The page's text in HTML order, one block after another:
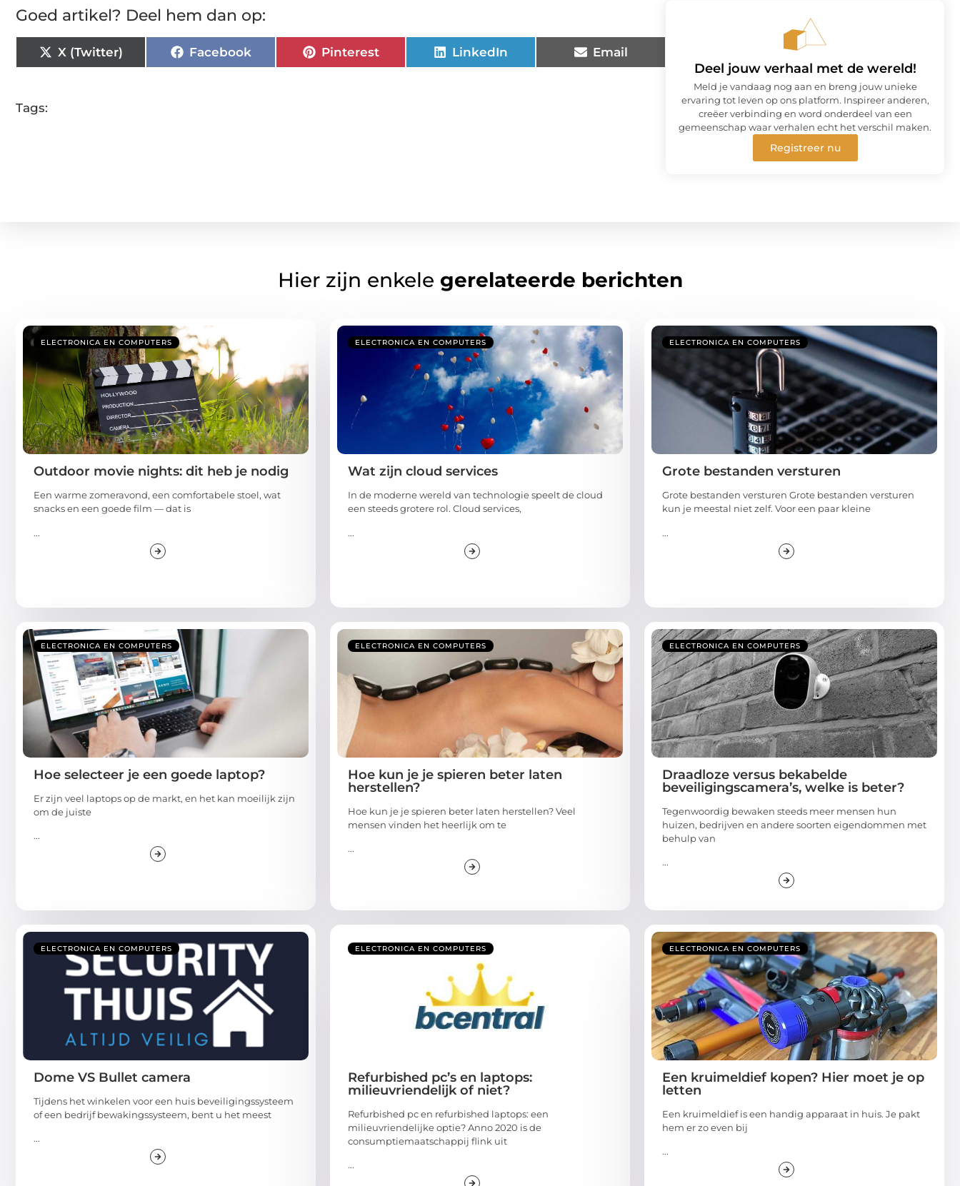
Goed artikel? Deel hem dan op:
X (Twitter) Facebook Pinterest LinkedIn Email
Tags:
Deel jouw verhaal met de wereld!
Meld je vandaag nog aan en breng jouw unieke
ervaring tot leven op ons platform. Inspireer anderen,
creëer verbinding en word onderdeel van een
gemeenschap waar verhalen echt het verschil maken.
Registreer nu
Hier zijn enkele gerelateerde berichten
ELECTRONICA EN COMPUTERS
Outdoor movie nights: dit heb je nodig
Een warme zomeravond, een comfortabele stoel, wat
snacks en een goede film — dat is
...
ELECTRONICA EN COMPUTERS
Wat zijn cloud services
In de moderne wereld van technologie speelt de cloud
een steeds grotere rol. Cloud services,
...
ELECTRONICA EN COMPUTERS
Grote bestanden versturen
Grote bestanden versturen Grote bestanden versturen
kun je meestal niet zelf. Voor een paar kleine
...
ELECTRONICA EN COMPUTERS
Hoe selecteer je een goede laptop?
Er zijn veel laptops op de markt, en het kan moeilijk zijn
om de juiste
...
ELECTRONICA EN COMPUTERS
Hoe kun je je spieren beter laten
herstellen?
Hoe kun je je spieren beter laten herstellen? Veel
mensen vinden het heerlijk om te
...
ELECTRONICA EN COMPUTERS
Draadloze versus bekabelde
beveiligingscamera’s, welke is beter?
Tegenwoordig bewaken steeds meer mensen hun
huizen, bedrijven en andere soorten eigendommen met
behulp van
...
ELECTRONICA EN COMPUTERS
Dome VS Bullet camera
Tijdens het winkelen voor een huis beveiligingssysteem
of een bedrijf bewakingssysteem, bent u het meest
...
ELECTRONICA EN COMPUTERS
Refurbished pc’s en laptops:
milieuvriendelijk of niet?
Refurbished pc en refurbished laptops: een
milieuvriendelijke optie? Anno 2020 is de
consumptiemaatschappij flink uit
...
ELECTRONICA EN COMPUTERS
Een kruimeldief kopen? Hier moet je op
letten
Een kruimeldief is een handig apparaat in huis. Je pakt
hem er zo even bij
...